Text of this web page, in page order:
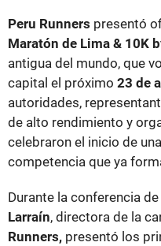
Peru Runners presentó
Maratón de Lima & 10K
antigua del mundo, que
capital el próximo 23 de
autoridades,
de alto rendimiento y
celebraron el inicio de
competencia que ya
Durante la conferencia
Larraín, directora de la
Runners, presentó los